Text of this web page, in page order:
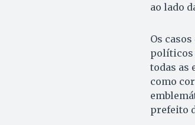
ao lado
Os
políticos
todas as
como
prefeito